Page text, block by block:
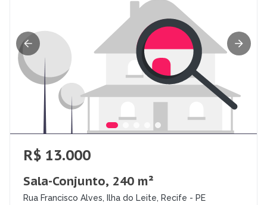
R$ 13.000
Sala-Conjunto, 240 m²
Rua Francisco Alves, Ilha do Leite, Recife - PE